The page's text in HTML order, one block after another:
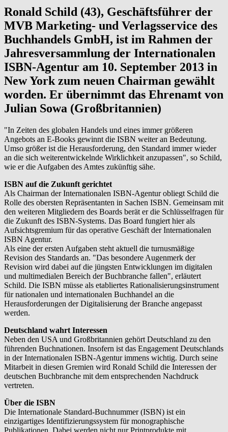
Ronald Schild (43), Geschäftsführer der
MVB Marketing- und Verlagsservice des
Buchhandels GmbH, ist im Rahmen der
Jahresversammlung der Internationalen
ISBN-Agentur am 10. September 2013 in
New York zum neuen Chairman gewählt
worden. Er übernimmt das Ehrenamt von
Julian Sowa (Großbritannien)
"In Zeiten des globalen Handels und eines immer größeren
Angebots an E-Books gewinnt die ISBN weiter an Bedeutung.
Umso größer ist die Herausforderung, den Standard immer wieder
an die sich weiterentwickelnde Wirklichkeit anzupassen", so Schild,
wie er die Aufgaben des Amtes zukünftig sähe.
ISBN auf die Zukunft gerichtet
Als Chairman der Internationalen ISBN-Agentur obliegt Schild die
Rolle des obersten Repräsentanten in Sachen ISBN. Gemeinsam mit
den weiteren Mitgliedern des Boards berät er die Schlüsselfragen für
die Zukunft des ISBN-Systems. Das Board fungiert hier als
Aufsichtsgremium für das operative Geschäft der Internationalen
ISBN Agentur.
Als eine der ersten Aufgaben steht aktuell die turnusmäßige
Revision des Standards an. "Das besondere Augenmerk der
Revision wird dabei auf die jüngsten Entwicklungen im digitalen
und multimedialen Bereich der Buchbranche fallen", erläutert
Schild. Die ISBN müsse als etabliertes Rationalisierungsinstrument
für nationalen und internationalen Buchhandel an die
Herausforderungen der Digitalisierung der Branche angepasst
werden.
Deutschland wahrt Interessen
Neben den USA und Großbritannien gehört Deutschland zu den
führenden Buchnationen. Insofern ist das Engagement Deutschlands
in der Internationalen ISBN-Agentur immens wichtig. Durch seine
Mitarbeit in diesen Gremien wird Ronald Schild die Interessen der
deutschen Buchbranche mit dem entsprechenden Nachdruck
vertreten.
Über die ISBN
Die Internationale Standard-Buchnummer (ISBN) ist ein
einzigartiges Identifizierungssystem für monographische
Publikationen. Dabei werden nicht nur Printprodukte mit